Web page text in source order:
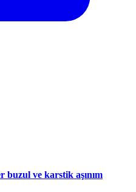
buzul ve karstik aşınım